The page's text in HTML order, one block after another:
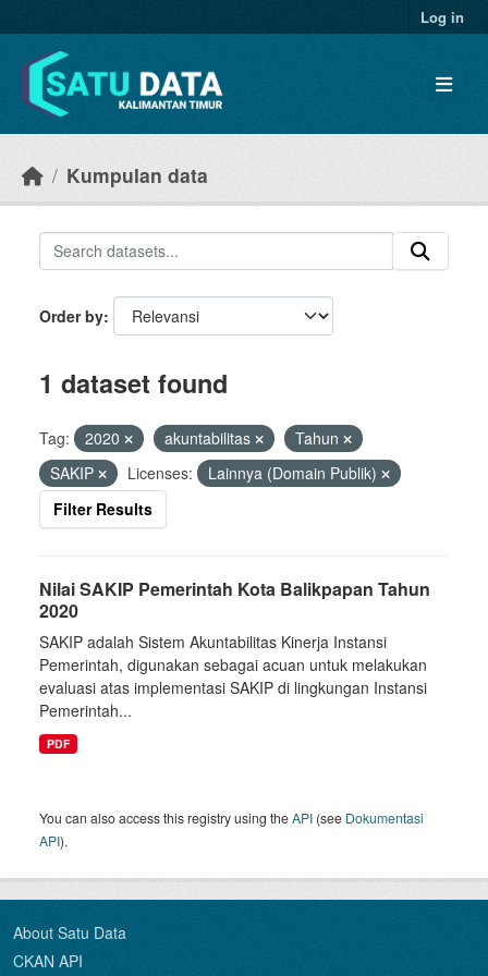
Log in
Kumpulan data
Order by
1 dataset found
Tag: 2020 akuntabilitas
Tahun
SAKIP
Licenses:
Lainnya (Domain Publik)
Filter Results
Nilai SAKIP Pemerintah Kota Balikpapan Tahun
2020
SAKIP adalah Sistem Akuntabilitas Kinerja Instansi
Pemerintah, digunakan sebagai acuan untuk melakukan
evaluasi atas implementasi SAKIP di lingkungan Instansi
Pemerintah...
PDF
You can also access this registry using theAPI (see Dokumentasi
API).
About Satu Data
CKAN API